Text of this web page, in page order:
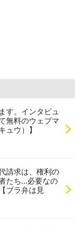
す。インタビュ
無料のウェブマ
ュウ）】
請求は、権利の
たち...必要なの
ブラ弁は見